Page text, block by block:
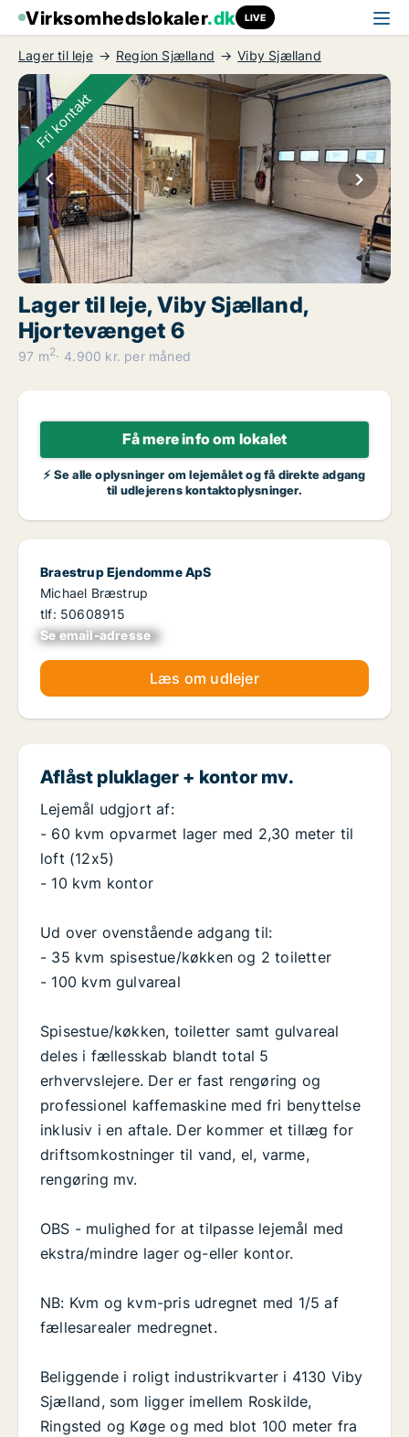
Virksomhedslokaler.dk LIVE
Lager til leje Region Sjælland Viby Sjælland
Fri kontakt
Lager til leje, Viby Sjælland,
Hjortevænget 6
97 m2 4.900 kr. per måned
Få mere info om lokalet
⚡ Se alle oplysninger om lejemålet og få direkte adgang
til udlejerens kontaktoplysninger.
Braestrup Ejendomme ApS
Michael Bræstrup
tlf: 50608915
Se email-adresse
xxxxxxxxxxxxxxxx
Læs om udlejer
Aflåst pluklager + kontor mv.
Lejemål udgjort af:
- 60 kvm opvarmet lager med 2,30 meter til
loft (12x5)
- 10 kvm kontor
Ud over ovenstående adgang til:
- 35 kvm spisestue/køkken og 2 toiletter
- 100 kvm gulvareal
Spisestue/køkken, toiletter samt gulvareal
deles i fællesskab blandt total 5
erhvervslejere. Der er fast rengøring og
professionel kaffemaskine med fri benyttelse
inklusiv i en aftale. Der kommer et tillæg for
driftsomkostninger til vand, el, varme,
rengøring mv.
OBS - mulighed for at tilpasse lejemål med
ekstra/mindre lager og-eller kontor.
NB: Kvm og kvm-pris udregnet med 1/5 af
fællesarealer medregnet.
Beliggende i roligt industrikvarter i 4130 Viby
Sjælland, som ligger imellem Roskilde,
Ringsted og Køge og med blot 100 meter fra